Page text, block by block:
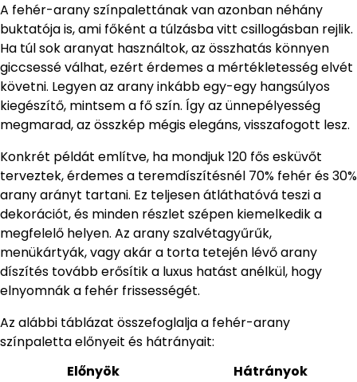
A fehér-arany színpalettának van azonban néhány
buktatója is, ami főként a túlzásba vitt csillogásban rejlik.
Ha túl sok aranyat használtok, az összhatás könnyen
giccsessé válhat, ezért érdemes a mértékletesség elvét
követni. Legyen az arany inkább egy-egy hangsúlyos
kiegészítő, mintsem a fő szín. Így az ünnepélyesség
megmarad, az összkép mégis elegáns, visszafogott lesz.
Konkrét példát említve, ha mondjuk 120 fős esküvőt
terveztek, érdemes a teremdíszítésnél 70% fehér és 30%
arany arányt tartani. Ez teljesen átláthatóvá teszi a
dekorációt, és minden részlet szépen kiemelkedik a
megfelelő helyen. Az arany szalvétagyűrűk,
menükártyák, vagy akár a torta tetején lévő arany
díszítés tovább erősítik a luxus hatást anélkül, hogy
elnyomnák a fehér frissességét.
Az alábbi táblázat összefoglalja a fehér-arany
színpaletta előnyeit és hátrányait:
Előnyök
Hátrányok